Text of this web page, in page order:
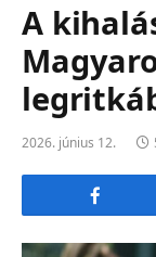
A
2026. június 12.